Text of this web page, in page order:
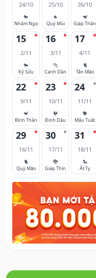
24/10
🐎
Nhâm Ngọ
25/10
🐐
Quý Mùi
26/10
🐒
Giáp Thân
15
2/11
🐂
Kỷ Sửu
16
3/11
🐅
Canh Dần
17
4/11
🐈
Tân Mão
22
9/11
🐒
Bính Thân
23
10/11
🐓
Đinh Dậu
24
11/11
🐕
Mậu Tuất
29
16/11
🐈
Quý Mão
30
17/11
🐉
Giáp Thìn
31
18/11
🐍
Ất Tỵ